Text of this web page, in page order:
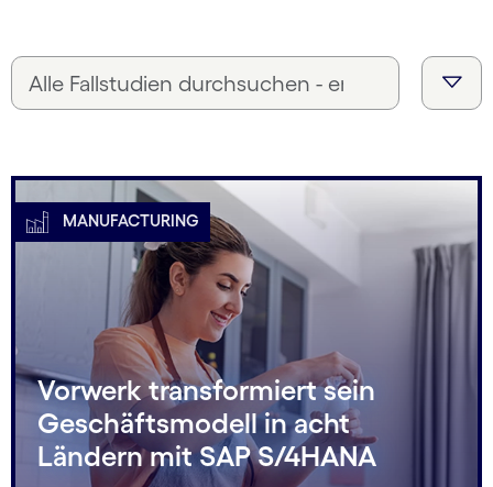
MANUFACTURING
Vorwerk transformiert sein
Geschäftsmodell in acht
Ländern mit SAP S/4HANA